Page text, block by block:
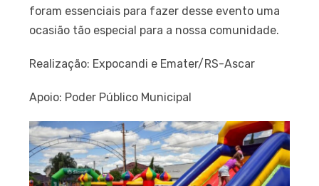
foram essenciais para fazer desse evento uma
ocasião tão especial para a nossa comunidade.
Realização: Expocandi e Emater/RS-Ascar
Apoio: Poder Público Municipal